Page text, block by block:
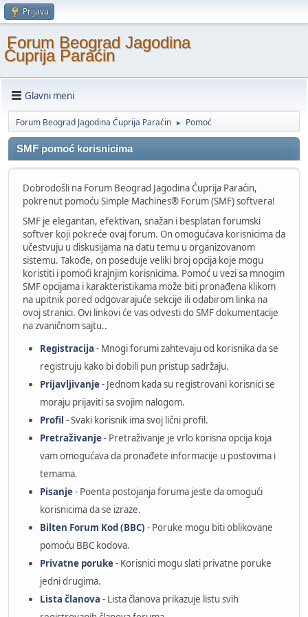
Prijava
Forum Beograd Jagodina
Ćuprija Paraćin
Glavni meni
Forum Beograd Jagodina Ćuprija Paraćin ► Pomoć
SMF pomoć korisnicima
Dobrodošli na Forum Beograd Jagodina Ćuprija Paraćin,
pokrenut pomoću Simple Machines® Forum (SMF) softvera!
SMF je elegantan, efektivan, snažan i besplatan forumski
softver koji pokreće ovaj forum. On omogućava korisnicima da
učestvuju u diskusijama na datu temu u organizovanom
sistemu. Takođe, on poseduje veliki broj opcija koje mogu
koristiti i pomoći krajnjim korisnicima. Pomoć u vezi sa mnogim
SMF opcijama i karakteristikama može biti pronađena klikom
na upitnik pored odgovarajuće sekcije ili odabirom linka na
ovoj stranici. Ovi linkovi će vas odvesti do SMF dokumentacije
na zvaničnom sajtu..
Registracija - Mnogi forumi zahtevaju od korisnika da se
registruju kako bi dobili pun pristup sadržaju.
Prijavljivanje- Jednom kada su registrovani korisnici se
moraju prijaviti sa svojim nalogom.
Profil - Svaki korisnik ima svoj lični profil.
Pretraživanje- Pretraživanje je vrlo korisna opcija koja
vam omogućava da pronađete informacije u postovima i
temama.
Pisanje- Poenta postojanja foruma jeste da omogući
korisnicima da se izraze.
Bilten Forum Kod (BBC) - Poruke mogu biti oblikovane
pomoću BBC kodova.
Privatne poruke- Korisnici mogu slati privatne poruke
jedni drugima.
Lista članova - Lista članova prikazuje listu svih